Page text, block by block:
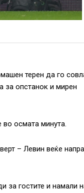
терен да го
за опстанок и мирен
осмата минута.
– Левин веќе
за гостите и намали